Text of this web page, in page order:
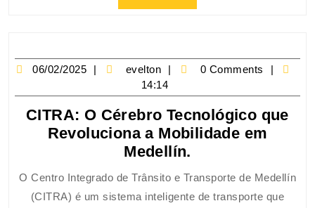
06/02/2025 evelton
0 Comments
14:14
CITRA: O Cérebro Tecnológico que
Revoluciona a Mobilidade em
Medellín.
O Centro Integrado de Trânsito e Transporte de Medellín
(CITRA) é um sistema inteligente de transporte que